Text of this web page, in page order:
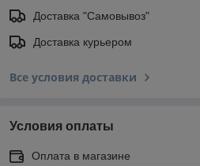
Доставка "Самовывоз"
Доставка курьером
Все условия доставки
Условия оплаты
Оплата в магазине